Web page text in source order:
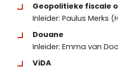
Geopolitieke fiscale
Inleider: Paulus Merks
Douane
Inleider: Emma van
ViDA